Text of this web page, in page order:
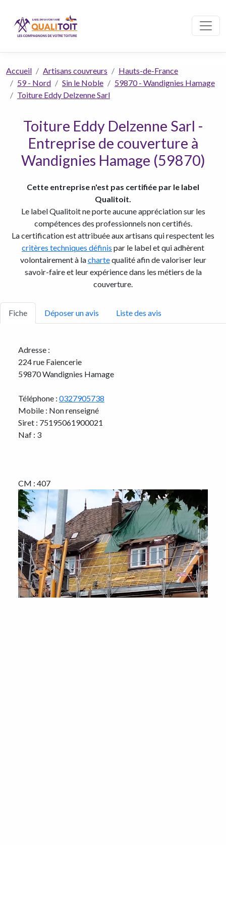
Accueil Artisans couvreurs
Hauts-de-France
59 - Nord
Sin le Noble
59870 - Wandignies Hamage
Toiture Eddy Delzenne Sarl
Toiture Eddy Delzenne Sarl -
Entreprise de couverture à
Wandignies Hamage (59870)
Cette entreprise n'est pas certifiée par le label
Qualitoit.
Le label Qualitoit ne porte aucune appréciation sur les
compétences des professionnels non certifiés.
La certification est attribuée aux artisans qui respectent les
critères techniques définis par le label et qui adhèrent
volontairement à lachartequalité afin de valoriser leur
savoir-faire et leur expérience dans les métiers de la
couverture.
Fiche Déposer un avis Liste des avis
Adresse :
224 rue Faiencerie
59870 Wandignies Hamage
Téléphone : 0327905738
Mobile : Non renseigné
Siret : 75195061900021
Naf : 3
CM : 407